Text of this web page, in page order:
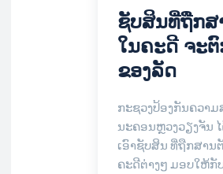
ຊັບສິນທີ່ຖືກສ
ໃນຄະດີ ຈະຕົ
ຂອງລັດ
ກະຊວງປ້ອງກັນຄວາ
ນະຄອນຫຼວງວຽງຈັນ
ເອົາຊັບສິນ ທີ່ຖືກສານ
ຄະດີຕ່າງໆ ມອບໃຫ້ກັ